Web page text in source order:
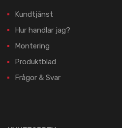
Kundtjänst
Hur handlar jag?
Montering
Produktblad
Frågor & Svar